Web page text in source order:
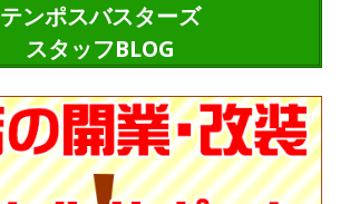
テンポスバスターズ
スタッフBLOG